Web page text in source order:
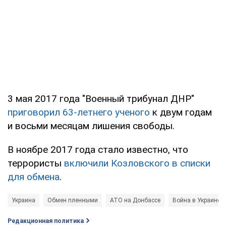
3 мая 2017 года "Военный трибунал ДНР"
приговорил 63-летнего ученого к двум годам
и восьми месяцам лишения свободы.
В ноябре 2017 года стало известно, что
террористы включили Козловского в списки
для обмена.
Украина Обмен пленными АТО на Донбассе Война в Украине
Редакционная политика